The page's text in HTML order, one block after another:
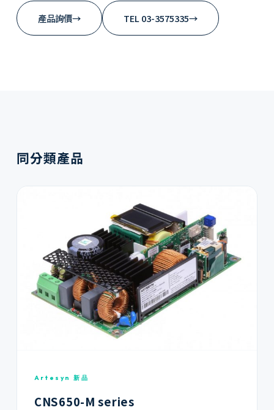
產品詢價→ TEL 03-3575335→
同分類產品
Artesyn 新品
CNS650-M series